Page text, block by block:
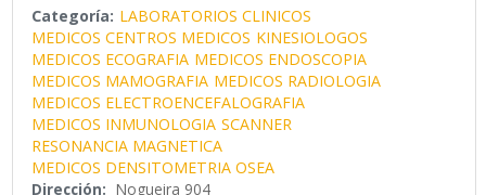
Categoría: LABORATORIOS CLINICOS
MEDICOS CENTROS MEDICOS KINESIOLOGOS
MEDICOS ECOGRAFIA MEDICOS ENDOSCOPIA
MEDICOS MAMOGRAFIA MEDICOS RADIOLOGIA
MEDICOS ELECTROENCEFALOGRAFIA
MEDICOS INMUNOLOGIA SCANNER
RESONANCIA MAGNETICA
MEDICOS DENSITOMETRIA OSEA
Dirección: Nogueira 904